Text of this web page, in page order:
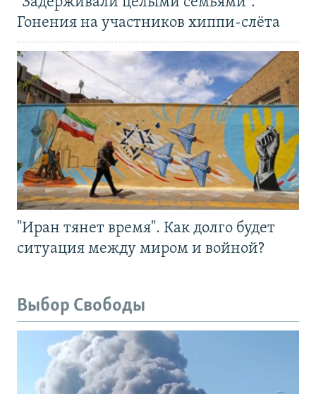
Гонения на участников хиппи-слёта
"Иран тянет время". Как долго будет
ситуация между миром и войной?
Выбор Свободы